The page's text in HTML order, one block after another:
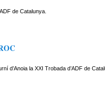
de Catalunya.
d’Anoia la XXI Trobada d’ADF de